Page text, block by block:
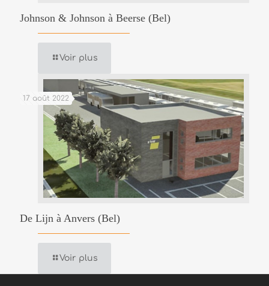
Johnson & Johnson à Beerse (Bel)
Voir plus
17 août 2022
De Lijn à Anvers (Bel)
Voir plus